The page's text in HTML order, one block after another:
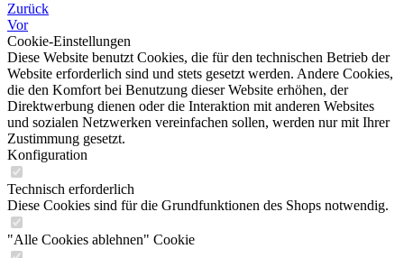
Zurück
Vor
Cookie-Einstellungen
Diese Website benutzt Cookies, die für den technischen Betrieb der
Website erforderlich sind und stets gesetzt werden. Andere Cookies,
die den Komfort bei Benutzung dieser Website erhöhen, der
Direktwerbung dienen oder die Interaktion mit anderen Websites
und sozialen Netzwerken vereinfachen sollen, werden nur mit Ihrer
Zustimmung gesetzt.
Konfiguration
Technisch erforderlich
Diese Cookies sind für die Grundfunktionen des Shops notwendig.
"Alle Cookies ablehnen" Cookie